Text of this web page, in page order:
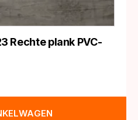
Rechte plank PVC-